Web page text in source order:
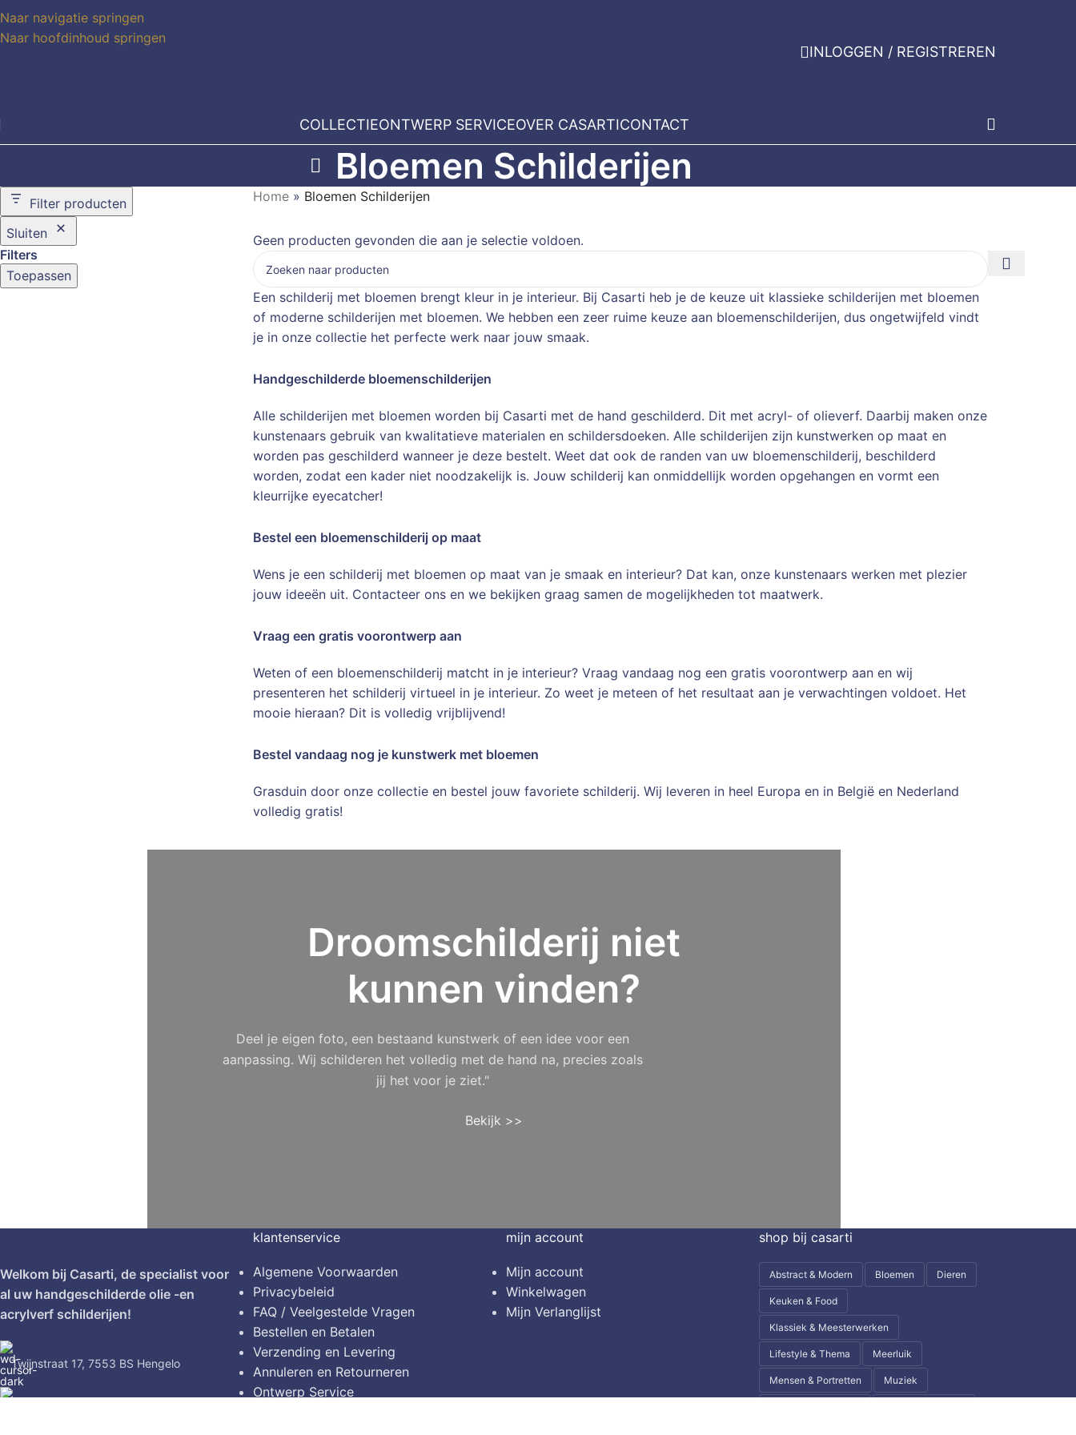
Naar navigatie springen
Naar hoofdinhoud springen
INLOGGEN / REGISTREREN
COLLECTIEONTWERP SERVICEOVER CASARTICONTACT
Bloemen Schilderijen
Filter producten
Sluiten
Filters
Toepassen
Home» Bloemen Schilderijen
Geen producten gevonden die aan je selectie voldoen.
Een schilderij met bloemen brengt kleur in je interieur. Bij Casarti heb je de keuze uit klassieke schilderijen met bloemen
of moderne schilderijen met bloemen. We hebben een zeer ruime keuze aan bloemenschilderijen, dus ongetwijfeld vindt
je in onze collectie het perfecte werk naar jouw smaak.
Handgeschilderde bloemenschilderijen
Alle schilderijen met bloemen worden bij Casarti met de hand geschilderd. Dit met acryl- of olieverf. Daarbij maken onze
kunstenaars gebruik van kwalitatieve materialen en schildersdoeken. Alle schilderijen zijn kunstwerken op maat en
worden pas geschilderd wanneer je deze bestelt. Weet dat ook de randen van uw bloemenschilderij, beschilderd
worden, zodat een kader niet noodzakelijk is. Jouw schilderij kan onmiddellijk worden opgehangen en vormt een
kleurrijke eyecatcher!
Bestel een bloemenschilderij op maat
Wens je een schilderij met bloemen op maat van je smaak en interieur? Dat kan, onze kunstenaars werken met plezier
jouw ideeën uit. Contacteer ons en we bekijken graag samen de mogelijkheden tot maatwerk.
Vraag een gratis voorontwerp aan
Weten of een bloemenschilderij matcht in je interieur? Vraag vandaag nog een gratis voorontwerp aan en wij
presenteren het schilderij virtueel in je interieur. Zo weet je meteen of het resultaat aan je verwachtingen voldoet. Het
mooie hieraan? Dit is volledig vrijblijvend!
Bestel vandaag nog je kunstwerk met bloemen
Grasduin door onze collectie en bestel jouw favoriete schilderij. Wij leveren in heel Europa en in België en Nederland
volledig gratis!
Droomschilderij niet
kunnen vinden?
Deel je eigen foto, een bestaand kunstwerk of een idee voor een
aanpassing. Wij schilderen het volledig met de hand na, precies zoals
jij het voor je ziet."
Bekijk >>
Welkom bij Casarti, de specialist voor
al uw handgeschilderde olie -en
acrylverf schilderijen!
Twijnstraat 17, 7553 BS Hengelo
klantenservice
Algemene Voorwaarden
Privacybeleid
FAQ / Veelgestelde Vragen
Bestellen en Betalen
Verzending en Levering
Annuleren en Retourneren
Ontwerp Service
mijn account
Mijn account
Winkelwagen
Mijn Verlanglijst
shop bij casarti
Abstract & Modern Bloemen Dieren
Keuken & Food
Klassiek & Meesterwerken
Lifestyle & Thema Meerluik
Mensen & Portretten Muziek